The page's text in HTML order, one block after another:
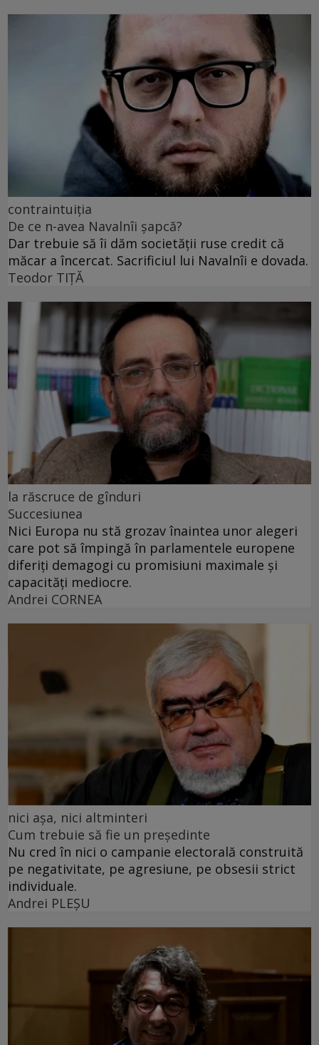
contraintuiția
De ce n-avea Navalnîi șapcă?
Dar trebuie să îi dăm societății ruse credit că
măcar a încercat. Sacrificiul lui Navalnîi e dovada.
Teodor TIŢĂ
la răscruce de gînduri
Succesiunea
Nici Europa nu stă grozav înaintea unor alegeri
care pot să împingă în parlamentele europene
diferiți demagogi cu promisiuni maximale și
capacități mediocre.
Andrei CORNEA
nici așa, nici altminteri
Cum trebuie să fie un președinte
Nu cred în nici o campanie electorală construită
pe negativitate, pe agresiune, pe obsesii strict
individuale.
Andrei PLEŞU